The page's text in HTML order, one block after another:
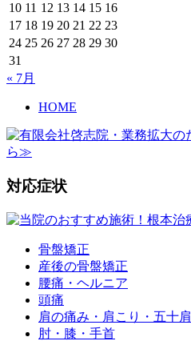
10 11 12 13 14 15 16
17 18 19 20 21 22 23
24 25 26 27 28 29 30
31
« 7月
HOME
対応症状
骨盤矯正
産後の骨盤矯正
腰痛・ヘルニア
頭痛
肩の痛み・肩こり・五十肩
肘・膝・手首